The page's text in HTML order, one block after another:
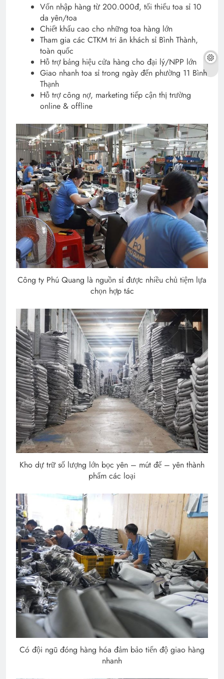
Vốn nhập hàng từ 200.000đ, tối thiểu toa sỉ 10
da yên/toa
Chiết khấu cao cho những toa hàng lớn
Tham gia các CTKM tri ân khách sỉ Bình Thành,
toàn quốc
Hỗ trợ bảng hiệu cửa hàng cho đại lý/NPP lớn
Giao nhanh toa sỉ trong ngày đến phường 11 Bình
Thạnh
Hỗ trợ công nợ, marketing tiếp cận thị trường
online & offline
Công ty Phú Quang là nguồn sỉ được nhiều chủ tiệm lựa
chọn hợp tác
Kho dự trữ số lượng lớn bọc yên – mút đế – yên thành
phẩm các loại
Có đội ngũ đóng hàng hóa đảm bảo tiến độ giao hàng
nhanh